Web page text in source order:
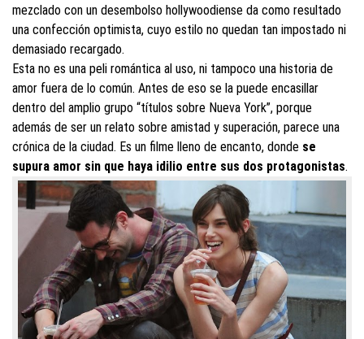
mezclado con un desembolso hollywoodiense da como resultado
una confección optimista, cuyo estilo no quedan tan impostado ni
demasiado recargado.
Esta no es una peli romántica al uso, ni tampoco una historia de
amor fuera de lo común. Antes de eso se la puede encasillar
dentro del amplio grupo “títulos sobre Nueva York”, porque
además de ser un relato sobre amistad y superación, parece una
crónica de la ciudad. Es un filme lleno de encanto, donde se
supura amor sin que haya idilio entre sus dos protagonistas.